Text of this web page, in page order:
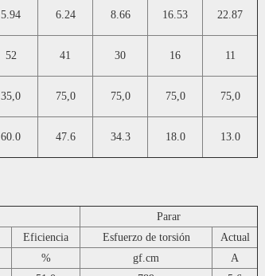
5.94 6.24 8.66 16.53 22.87
52 41 30 16 11
35,0 75,0 75,0 75,0 75,0
60.0 47.6 34.3 18.0 13.0
Parar
Eficiencia Esfuerzo de torsión
Actual
% gf.cm
A